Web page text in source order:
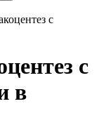
с
с
в